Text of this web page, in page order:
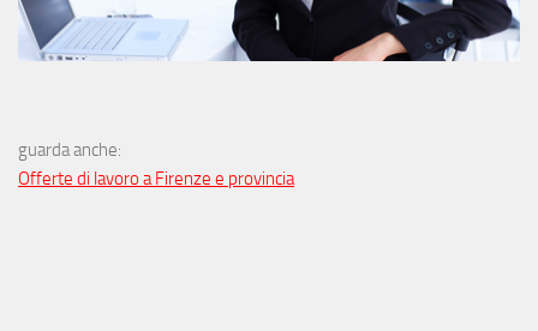
guarda anche:
Offerte di lavoro a Firenze e provincia